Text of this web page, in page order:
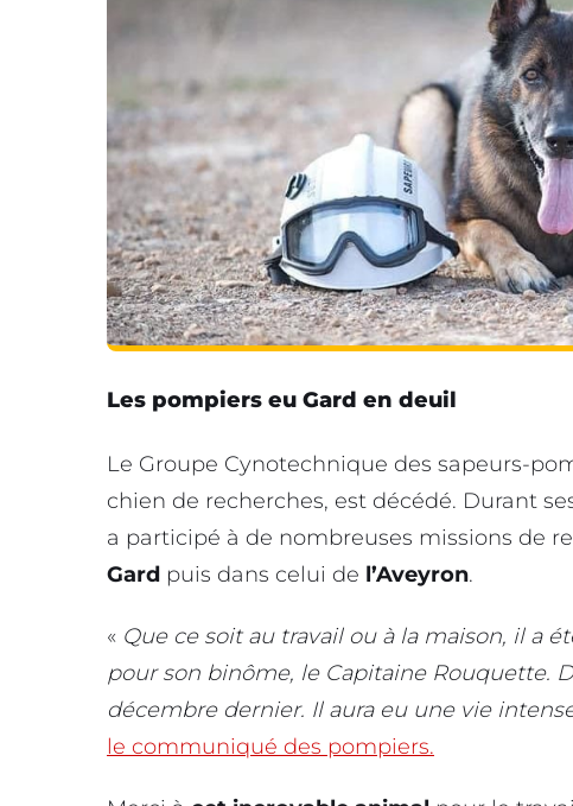
Les pompiers eu Gard en deuil
Le Groupe Cynotechnique des sapeurs-
chien de recherches, est décédé. Durant
a participé à de nombreuses missions de
Gard puis dans celui de l’Aveyron.
« Que ce soit au travail ou à la maison, il a
pour son binôme, le Capitaine Rouquette.
décembre dernier. Il aura eu une vie
le communiqué des pompiers.